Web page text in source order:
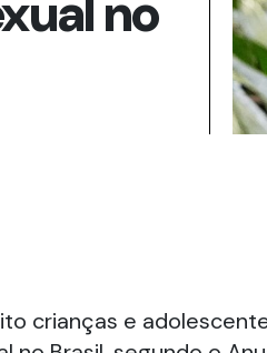
no
crianças e